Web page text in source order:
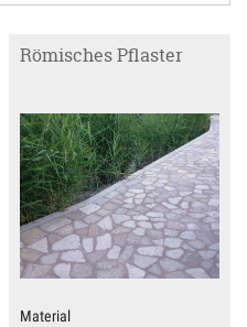
Römisches Pflaster
Material